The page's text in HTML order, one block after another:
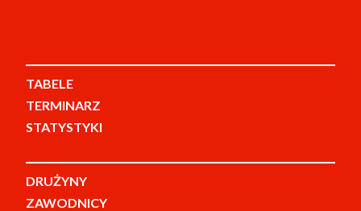
TABELE
TERMINARZ
STATYSTYKI
DRUŻYNY
ZAWODNICY